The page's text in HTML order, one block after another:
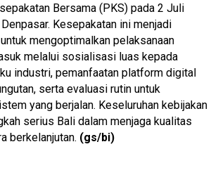
Bersama (PKS) pada 2 Juli
Kesepakatan ini menjadi
mengoptimalkan pelaksanaan
melalui sosialisasi luas kepada
industri, pemanfaatan platform digital
serta evaluasi rutin untuk
yang berjalan. Keseluruhan kebijakan
serius Bali dalam menjaga kualitas
berkelanjutan. (gs/bi)